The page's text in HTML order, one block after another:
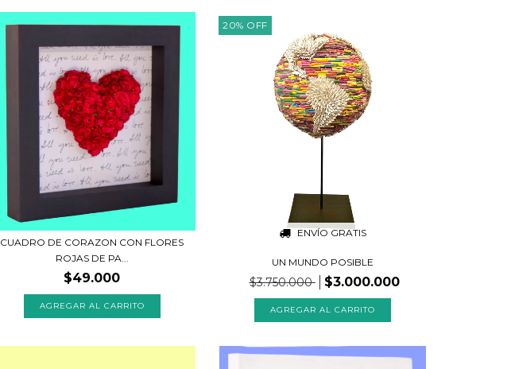
CUADRO DE CORAZON CON FLORES
ROJAS DE PA...
$49.000
AGREGAR AL CARRITO
20% OFF
ENVÍO GRATIS
UN MUNDO POSIBLE
$3.750.000 $3.000.000